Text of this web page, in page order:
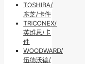
TOSHIBA/
东芝/卡件
TRICONEX/
英维思/卡
件
WOODWARD/
伍德沃德/